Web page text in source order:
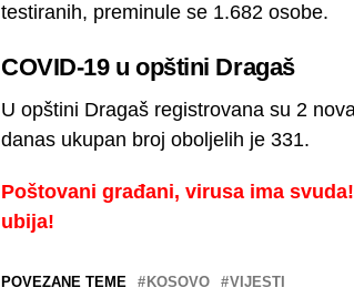
testiranih, preminule se 1.682 osobe.
COVID-19 u opštini Dragaš
U opštini Dragaš registrovana su 2
danas ukupan broj oboljelih je 331.
Poštovani građani, virusa ima
ubija!
POVEZANE TEME KOSOVO VIJESTI